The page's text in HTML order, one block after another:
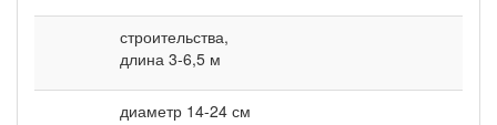
строительства,
длина 3-6,5 м
диаметр 14-24 см